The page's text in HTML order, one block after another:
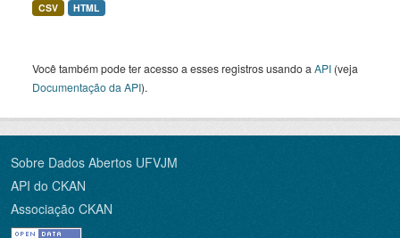
CSV HTML
Você também pode ter acesso a esses registros usando a API (veja
Documentação da API).
Sobre Dados Abertos UFVJM
API do CKAN
Associação CKAN